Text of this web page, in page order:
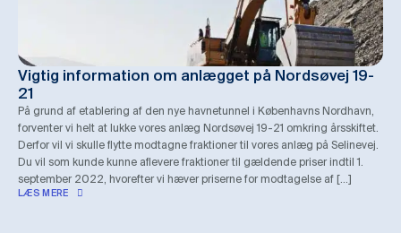
Vigtig information om anlægget på Nordsøvej 19-
21
På grund af etablering af den nye havnetunnel i Københavns Nordhavn,
forventer vi helt at lukke vores anlæg Nordsøvej 19-21 omkring årsskiftet.
Derfor vil vi skulle flytte modtagne fraktioner til vores anlæg på Selinevej.
Du vil som kunde kunne aflevere fraktioner til gældende priser indtil 1.
september 2022, hvorefter vi hæver priserne for modtagelse af […]
LÆS MERE